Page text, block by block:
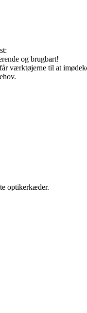
og brugbart!
værktøjerne til at
optikerkæder.